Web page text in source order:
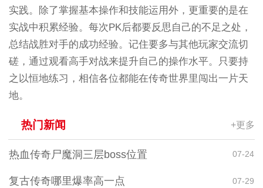
实践。除了掌握基本操作和技能运用外，更重要的是在
实战中积累经验。每次PK后都要反思自己的不足之处，
总结战胜对手的成功经验。记住要多与其他玩家交流切
磋，通过观看高手对战来提升自己的操作水平。只要持
之以恒地练习，相信各位都能在传奇世界里闯出一片天
地。
热门新闻 +更多
热血传奇尸魔洞三层boss位置 07-24
复古传奇哪里爆率高一点 07-29